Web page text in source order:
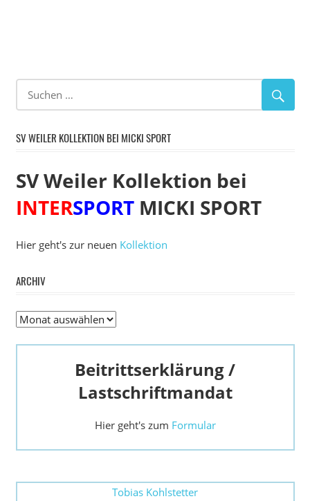
SV WEILER KOLLEKTION BEI MICKI SPORT
SV Weiler Kollektion bei
INTERSPORTMICKI SPORT
Hier geht's zur neuen Kollektion
ARCHIV
Archiv
Beitrittserklärung /
Lastschriftmandat
Hier geht's zum Formular
Tobias Kohlstetter